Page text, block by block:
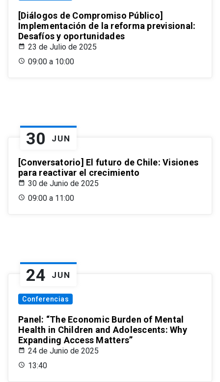
[Diálogos de Compromiso Público]
Implementación de la reforma previsional:
Desafíos y oportunidades
23 de Julio de 2025
09:00 a 10:00
30 JUN
[Conversatorio] El futuro de Chile: Visiones
para reactivar el crecimiento
30 de Junio de 2025
09:00 a 11:00
24 JUN
Conferencias
Panel: “The Economic Burden of Mental
Health in Children and Adolescents: Why
Expanding Access Matters”
24 de Junio de 2025
13:40